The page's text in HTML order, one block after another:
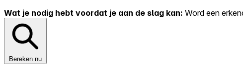
Wat je nodig hebt voordat je aan de slag kan: Word een
Bereken nu